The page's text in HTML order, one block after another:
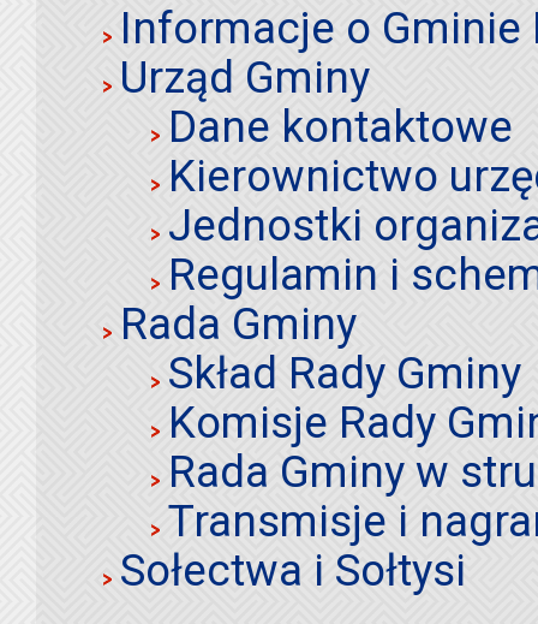
Informacje o Gminie
Urząd Gminy
Dane kontaktowe
Kierownictwo
Jednostki
Regulamin i
Rada Gminy
Skład Rady Gminy
Komisje Rady
Rada Gminy w
Transmisje i
Sołectwa i Sołtysi